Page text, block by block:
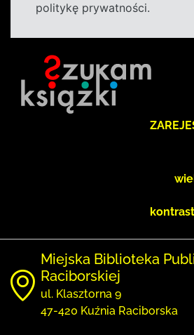
politykę prywatności.
Miejska Biblioteka
Raciborskiej
ul. Klasztorna 9
47-420 Kuźnia Raciborska